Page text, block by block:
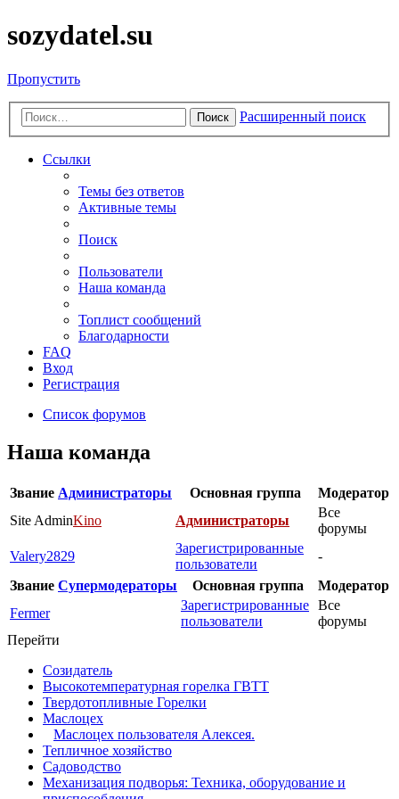
sozydatel.su
Пропустить
Поиск Расширенный поиск
Ссылки
Темы без ответов
Активные темы
Поиск
Пользователи
Наша команда
Топлист сообщений
Благодарности
FAQ
Вход
Регистрация
Список форумов
Наша команда
Звание Администраторы Основная группа
Модератор
Site AdminKino Администраторы
Все
форумы
Valery2829
Зарегистрированные
пользователи
-
Звание Супермодераторы Основная группа
Модератор
Fermer
Зарегистрированные
пользователи
Все
форумы
Перейти
Созидатель
Высокотемпературная горелка ГВТТ
Твердотопливные Горелки
Маслоцех
Маслоцех пользователя Алексея.
Тепличное хозяйство
Садоводство
Механизация подворья: Техника, оборудование и